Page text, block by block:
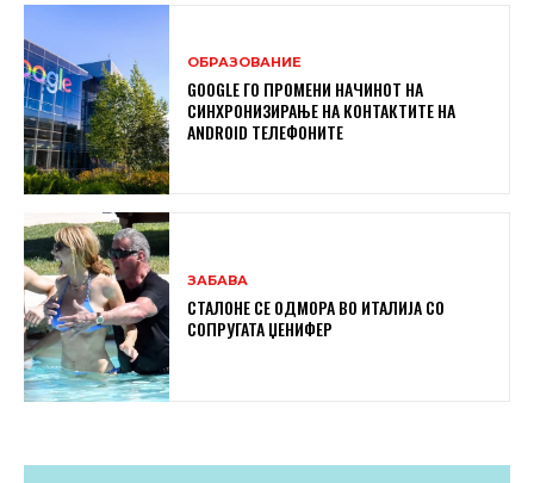
ОБРАЗОВАНИЕ
GOOGLE ГО ПРОМЕНИ НАЧИНОТ НА
СИНХРОНИЗИРАЊЕ НА КОНТАКТИТЕ НА
ANDROID ТЕЛЕФОНИТЕ
ЗАБАВА
СТАЛОНЕ СЕ ОДМОРА ВО ИТАЛИЈА СО
СОПРУГАТА ЏЕНИФЕР